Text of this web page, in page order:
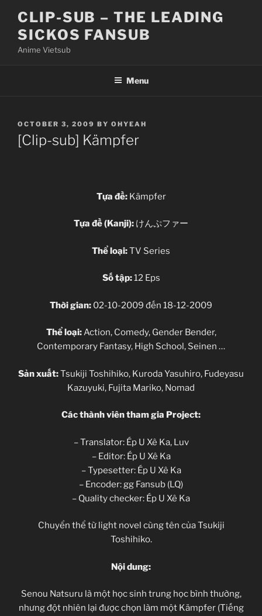
content
CLIP-SUB – THE LEADING
SICKOS FANSUB
Anime Vietsub
Menu
POSTED
ON
OCTOBER 3, 2009 BY OHYEAH
[Clip-sub] Kämpfer
Tựa đề:Kämpfer
Tựa đề (Kanji): けんぷファー
Thể loại:TV Series
Số tập:12 Eps
Thời gian: 02-10-2009 đến 18-12-2009
Thể loại:Action, Comedy, Gender Bender,
Contemporary Fantasy, High School, Seinen …
Sản xuất:Tsukiji Toshihiko, Kuroda Yasuhiro, Fudeyasu
Kazuyuki, Fujita Mariko, Nomad
Các thành viên tham gia Project:
– Translator: Ép U Xê Ka, Luv
– Editor: Ép U Xê Ka
– Typesetter: Ép U Xê Ka
– Encoder: gg Fansub (LQ)
– Quality checker: Ép U Xê Ka
Chuyển thể từ light novel cùng tên của Tsukiji
Toshihiko.
Nội dung:
Senou Natsuru là một học sinh trung học bình thường,
nhưng đột nhiên lại được chọn làm một Kämpfer (Tiếng